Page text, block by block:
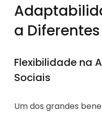
a
Flexibilidade na
Sociais
Um dos grandes